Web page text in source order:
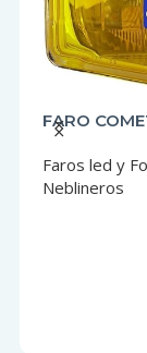
FARO
HELLA
Faros led y
Neblineros